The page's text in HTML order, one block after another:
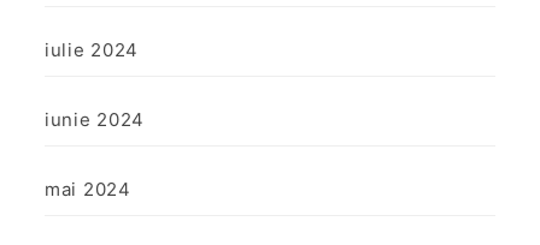
iulie 2024
iunie 2024
mai 2024